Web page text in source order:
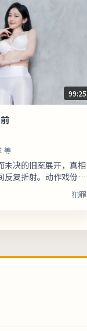
99:25
等
未决的旧案展开，真相
反复折射。动作戏份点
过程中的心理博弈。片
絮名单，影迷可向幕犯罪